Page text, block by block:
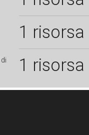
1 risorsa
di 1 risorsa